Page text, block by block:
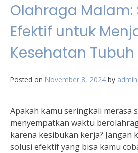
Olahraga Malam:
Efektif untuk
Kesehatan
Posted on November 8, 2024 by
Apakah kamu seringkali merasa
menyempatkan waktu
karena kesibukan kerja? Jangan
solusi efektif yang bisa kamu